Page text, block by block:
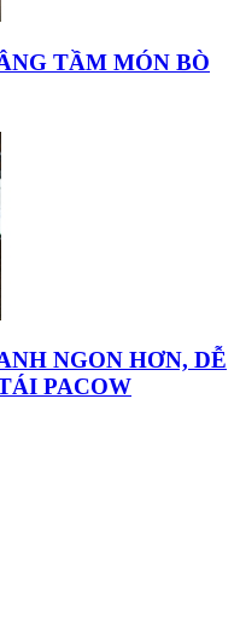
TẦM MÓN BÒ
NGON HƠN, DỄ
PACOW